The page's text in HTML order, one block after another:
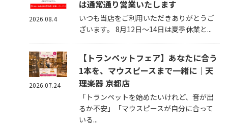
は通常通り営業いたします
いつも当店をご利用いただきありがとうご
ざいます。 8月12日～14日は夏季休業と...
2026.08.4
【トランペットフェア】あなたに合う
1本を、マウスピースまで一緒に｜天
理楽器 京都店
「トランペットを始めたいけれど、音が出
るか不安」「マウスピースが自分に合って
いる...
2026.07.24